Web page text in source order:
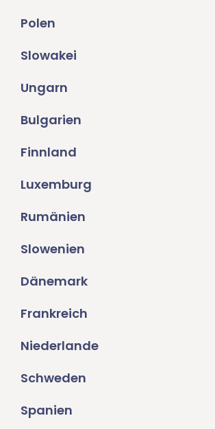
Polen
Slowakei
Ungarn
Bulgarien
Finnland
Luxemburg
Rumänien
Slowenien
Dänemark
Frankreich
Niederlande
Schweden
Spanien